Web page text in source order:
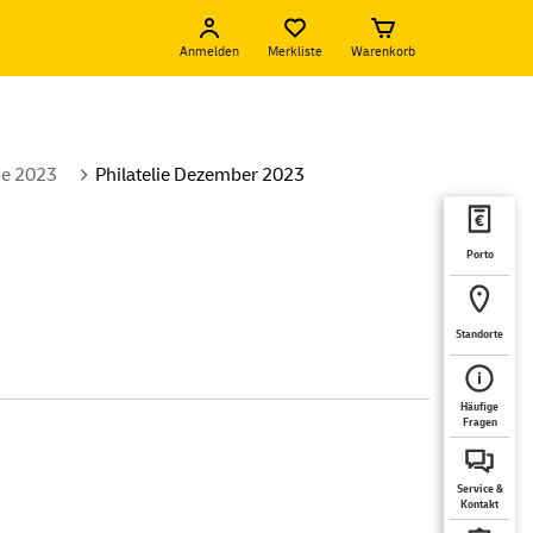
Anmelden Merkliste Warenkorb
Porto
Standorte
Häufige
Fragen
Service &
Kontakt
2023 Philatelie Dezember 2023